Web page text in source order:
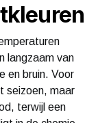
langzaam van
en bruin. Voor
seizoen, maar
terwijl een